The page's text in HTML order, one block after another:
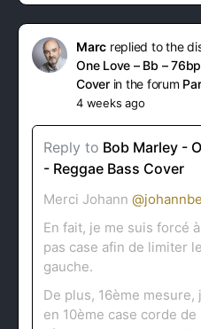
Marc replied to the
One Love – Bb –
Coverin the forum
4 weeks ago
Reply to Bob Marley -
- Reggae Bass Cover
Merci Johann
En fait, je me suis forcé
pas case afin de limiter
gauche.
De plus, 16ème mesure,
en 10ème case corde